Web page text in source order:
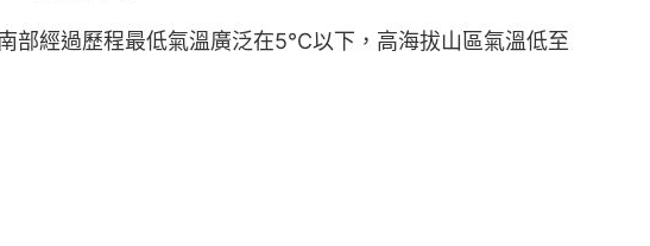
部經過歷程最低氣溫廣泛在5℃以下，高海拔山區氣溫低至